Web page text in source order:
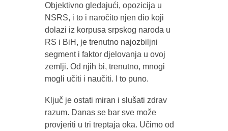
Objektivno gledajući, opozicija u
NSRS, i to i naročito njen dio koji
dolazi iz korpusa srpskog naroda u
RS i BiH, je trenutno najozbiljni
segment i faktor djelovanja u ovoj
zemlji. Od njih bi, trenutno, mnogi
mogli učiti i naučiti. I to puno.
Ključ je ostati miran i slušati zdrav
razum. Danas se bar sve može
provjeriti u tri treptaja oka. Učimo od